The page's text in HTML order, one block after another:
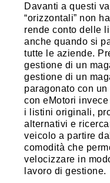
Davanti a questi
“orizzontali” non
rende conto delle
anche quando si
tutte le aziende.
gestione di un
gestione di un
paragonato con
con eMotori
i listini originali,
alternativi e
veicolo a partire
comodità che
velocizzare in
lavoro di gestione.